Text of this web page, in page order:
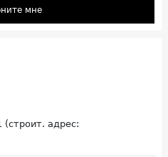
мне
(строит. адрес: